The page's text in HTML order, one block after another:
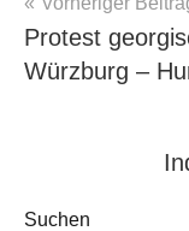
Protest
Würzburg –
Suchen